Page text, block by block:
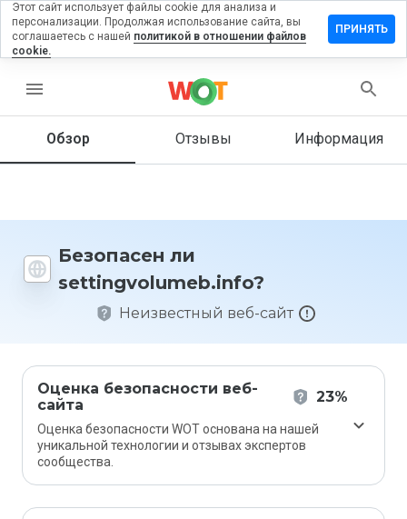
menu
Обзор Отзывы Информация
Безопасен ли
settingvolumeb.info?
Неизвестный веб-сайт
Оценка безопасности веб-
сайта
23%
Оценка безопасности WOT основана на нашей
уникальной технологии и отзывах экспертов
сообщества.
отзыв
Как бы
этот
1 до 5?
Этот сайт использует файлы cookie для анализа и
персонализации. Продолжая использование сайта, вы
соглашаетесь с нашей политикой в отношении файлов
cookie.
ПРИНЯТЬ